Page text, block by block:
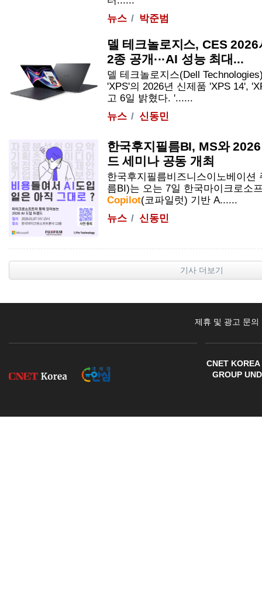
뉴스
박준범
델 테크놀로지스, CES
2종 공개···AI 성능 최대...
델 테크놀로지스(Dell
'XPS'의 2026년 신제품 'XPS 14',
고 6일 밝혔다. '......
뉴스
신동민
한국후지필름BI, MS와
드 세미나 공동 개최
한국후지필름비즈니스이노베이션
름BI)는 오는 7일 한국마이크로소
Copilot(코파일럿) 기반 A......
뉴스
신동민
기사 더보기
제휴 및 광고 문의
CNET
GROUP